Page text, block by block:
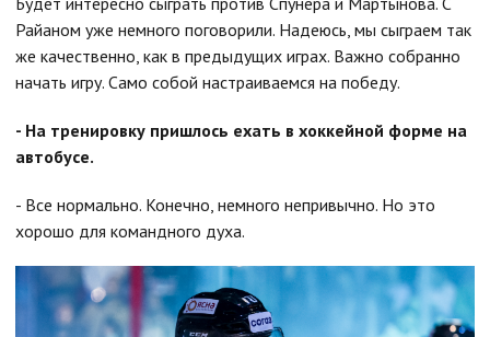
Райаном уже немного поговорили. Надеюсь, мы сыграем так
же качественно, как в предыдущих играх. Важно собранно
начать игру. Само собой настраиваемся на победу.
- На тренировку пришлось ехать в хоккейной форме на
автобусе.
- Все нормально. Конечно, немного непривычно. Но это
хорошо для командного духа.